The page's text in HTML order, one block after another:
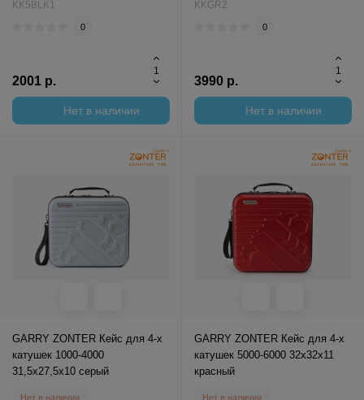
KK5BLK1
0
2001 р.
Нет в наличии
KKGR2
0
3990 р.
Нет в наличии
GARRY ZONTER Кейс для 4-х
катушек 1000-4000
31,5x27,5x10 серый
Нет в наличии
GARRY ZONTER Кейс для 4-х
катушек 5000-6000 32x32x11
красный
Нет в наличии